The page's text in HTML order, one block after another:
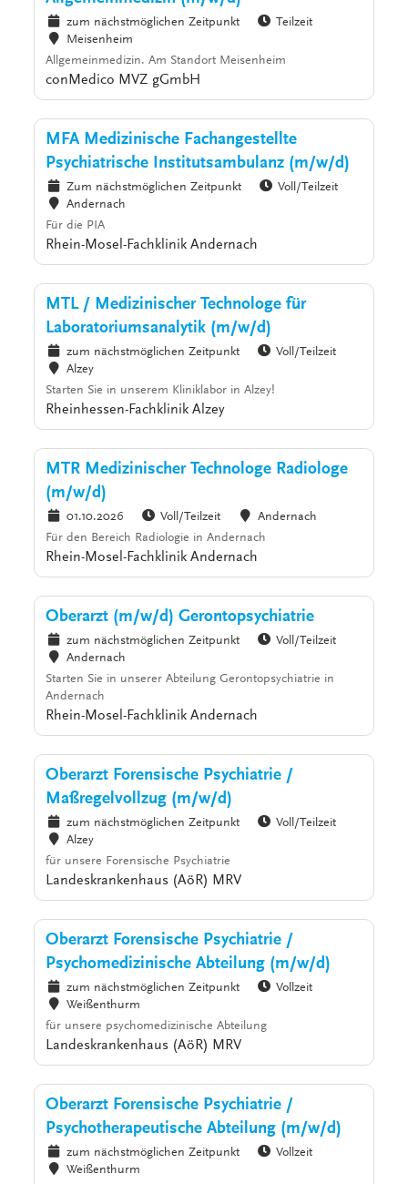
zum nächstmöglichen Zeitpunkt
Teilzeit
Meisenheim
Allgemeinmedizin. Am Standort Meisenheim
conMedico MVZ gGmbH
MFA Medizinische Fachangestellte
Psychiatrische Institutsambulanz (m/w/d)
Zum nächstmöglichen Zeitpunkt
Voll/Teilzeit
Andernach
Für die PIA
Rhein-Mosel-Fachklinik Andernach
MTL / Medizinischer Technologe für
Laboratoriumsanalytik (m/w/d)
zum nächstmöglichen Zeitpunkt
Voll/Teilzeit
Alzey
Starten Sie in unserem Kliniklabor in Alzey!
Rheinhessen-Fachklinik Alzey
MTR Medizinischer Technologe Radiologe
(m/w/d)
01.10.2026 Voll/Teilzeit
Andernach
Für den Bereich Radiologie in Andernach
Rhein-Mosel-Fachklinik Andernach
Oberarzt (m/w/d) Gerontopsychiatrie
zum nächstmöglichen Zeitpunkt
Voll/Teilzeit
Andernach
Starten Sie in unserer Abteilung Gerontopsychiatrie in
Andernach
Rhein-Mosel-Fachklinik Andernach
Oberarzt Forensische Psychiatrie /
Maßregelvollzug (m/w/d)
zum nächstmöglichen Zeitpunkt
Voll/Teilzeit
Alzey
für unsere Forensische Psychiatrie
Landeskrankenhaus (AöR) MRV
Oberarzt Forensische Psychiatrie /
Psychomedizinische Abteilung (m/w/d)
zum nächstmöglichen Zeitpunkt
Vollzeit
Weißenthurm
für unsere psychomedizinische Abteilung
Landeskrankenhaus (AöR) MRV
Oberarzt Forensische Psychiatrie /
Psychotherapeutische Abteilung (m/w/d)
zum nächstmöglichen Zeitpunkt
Vollzeit
Weißenthurm